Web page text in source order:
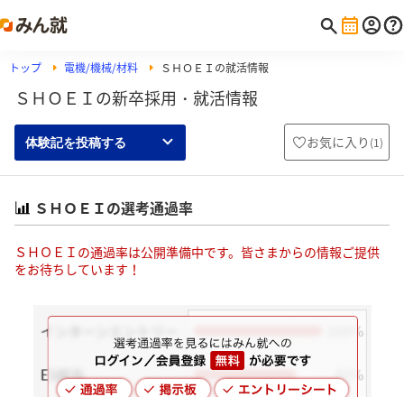
トップ 電機/機械/材料 ＳＨＯＥＩの就活情報
ＳＨＯＥＩの新卒採用・就活情報
体験記を投稿する お気に入り (1)
ＳＨＯＥＩの選考通過率
ＳＨＯＥＩの通過率は公開準備中です。皆さまからの情報ご提供
をお待ちしています！